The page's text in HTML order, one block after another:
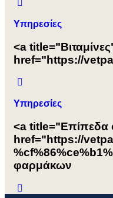
Υπηρεσίες
<a
href="https://
Υπηρεσίες
<a
href="https://
φαρμάκων